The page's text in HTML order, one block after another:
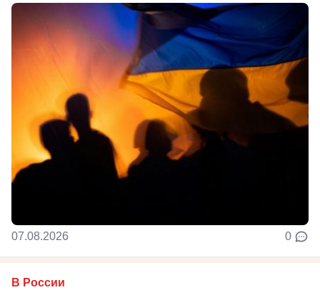
07.08.2026 0
В России